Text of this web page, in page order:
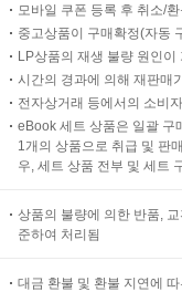
모바일 쿠폰 등록 후 취소/
중고상품이 구매확정(자동
LP상품의 재생 불량 원인
시간의 경과에 의해 재판매
전자상거래 등에서의 소비
eBook 세트 상품은 일괄 구
1개의 상품으로 취급 및 판
우, 세트 상품 전부 및 세트
상품의 불량에 의한 반품,
준하여 처리됨
대금 환불 및 환불 지연에